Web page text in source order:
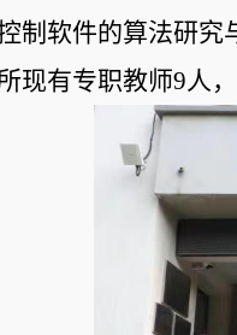
制软件的算法研究
现有专职教师9人